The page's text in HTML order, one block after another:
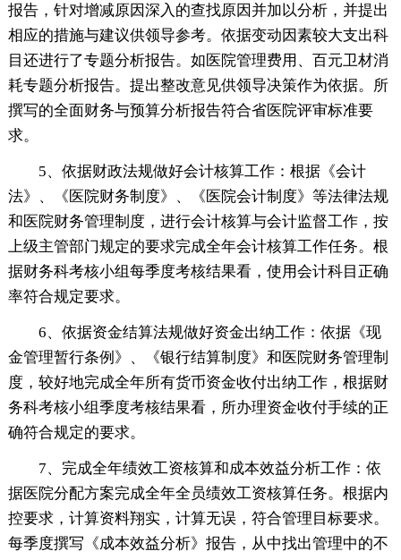
报告，针对增减原因深入的查找原因并加以分析，并提出
相应的措施与建议供领导参考。依据变动因素较大支出科
目还进行了专题分析报告。如医院管理费用、百元卫材消
耗专题分析报告。提出整改意见供领导决策作为依据。所
撰写的全面财务与预算分析报告符合省医院评审标准要
求。
5、依据财政法规做好会计核算工作：根据《会计
法》、《医院财务制度》、《医院会计制度》等法律法规
和医院财务管理制度，进行会计核算与会计监督工作，按
上级主管部门规定的要求完成全年会计核算工作任务。根
据财务科考核小组每季度考核结果看，使用会计科目正确
率符合规定要求。
6、依据资金结算法规做好资金出纳工作：依据《现
金管理暂行条例》、《银行结算制度》和医院财务管理制
度，较好地完成全年所有货币资金收付出纳工作，根据财
务科考核小组季度考核结果看，所办理资金收付手续的正
确符合规定的要求。
7、完成全年绩效工资核算和成本效益分析工作：依
据医院分配方案完成全年全员绩效工资核算任务。根据内
控要求，计算资料翔实，计算无误，符合管理目标要求。
每季度撰写《成本效益分析》报告，从中找出管理中的不